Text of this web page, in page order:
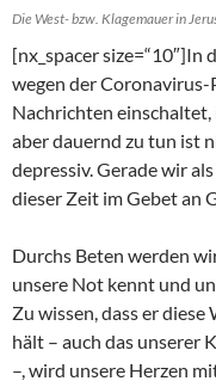
Die West- bzw. Klagemauer in
[nx_spacer size=“10″]In
wegen der Coronavirus-
Nachrichten einschaltet,
aber dauernd zu tun ist
depressiv. Gerade wir
dieser Zeit im Gebet an
Durchs Beten werden
unsere Not kennt und
Zu wissen, dass er
hält ­­– auch das unserer
–, wird unsere Herzen